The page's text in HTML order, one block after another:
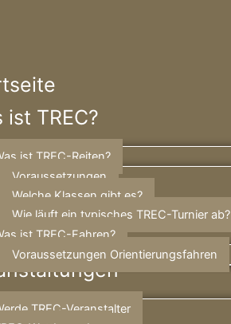
ist TREC?
ist TREC-Reiten?
Voraussetzungen
Welche Klassen gibt es?
Wie läuft ein typisches TREC-Turnier ab?
ist TREC-Fahren?
Voraussetzungen Orientierungsfahren
TREC-Veranstalter